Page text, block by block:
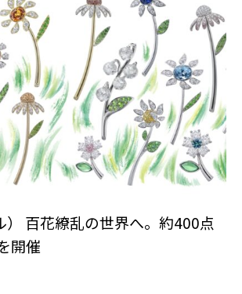
百花繚乱の世界へ。約400点
開催